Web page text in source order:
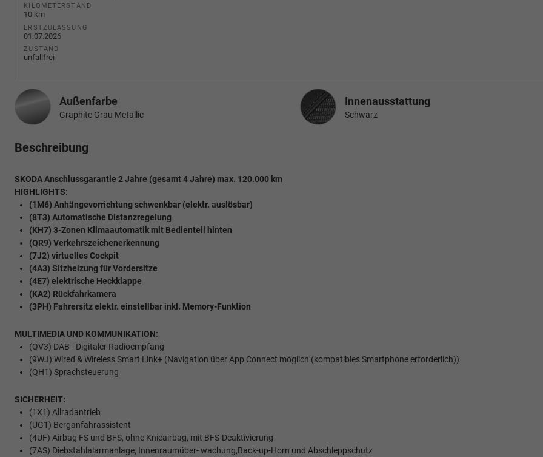
KILOMETERSTAND
10 km
ERSTZULASSUNG
01.07.2026
ZUSTAND
unfallfrei
Außenfarbe
Graphite Grau Metallic
InnenausstattungInnenausstattung
Schwarz
Beschreibung
SKODA Anschlussgarantie 2 Jahre (gesamt 4 Jahre) max. 120.000 km
HIGHLIGHTS:
(1M6) Anhängevorrichtung schwenkbar (elektr. auslösbar)
(8T3) Automatische Distanzregelung
(KH7) 3-Zonen Klimaautomatik mit Bedienteil hinten
(QR9) Verkehrszeichenerkennung
(7J2) virtuelles Cockpit
(4A3) Sitzheizung für Vordersitze
(4E7) elektrische Heckklappe
(KA2) Rückfahrkamera
(3PH) Fahrersitz elektr. einstellbar inkl. Memory-Funktion
MULTIMEDIA UND KOMMUNIKATION:
(QV3) DAB - Digitaler Radioempfang
(9WJ) Wired & Wireless Smart Link+ (Navigation über App Connect möglich (kompatibles Smartphone erforderlich))
(QH1) Sprachsteuerung
SICHERHEIT:
(1X1) Allradantrieb
(UG1) Berganfahrassistent
(4UF) Airbag FS und BFS, ohne Knieairbag, mit BFS-Deaktivierung
(7AS) Diebstahlalarmanlage, Innenraumüber- wachung,Back-up-Horn und Abschleppschutz